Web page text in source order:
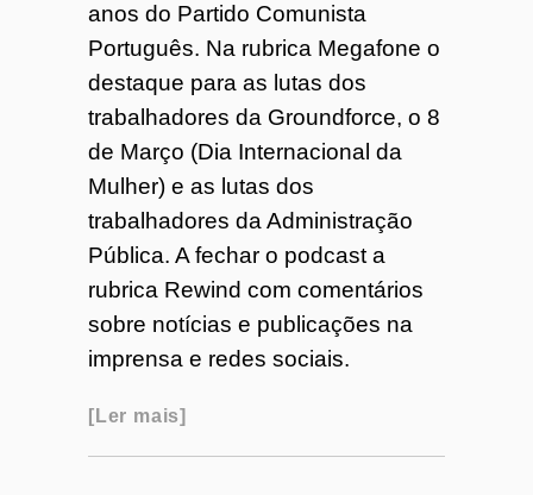
anos do Partido Comunista
Português. Na rubrica Megafone o
destaque para as lutas dos
trabalhadores da Groundforce, o 8
de Março (Dia Internacional da
Mulher) e as lutas dos
trabalhadores da Administração
Pública. A fechar o podcast a
rubrica Rewind com comentários
sobre notícias e publicações na
imprensa e redes sociais.
Ler mais